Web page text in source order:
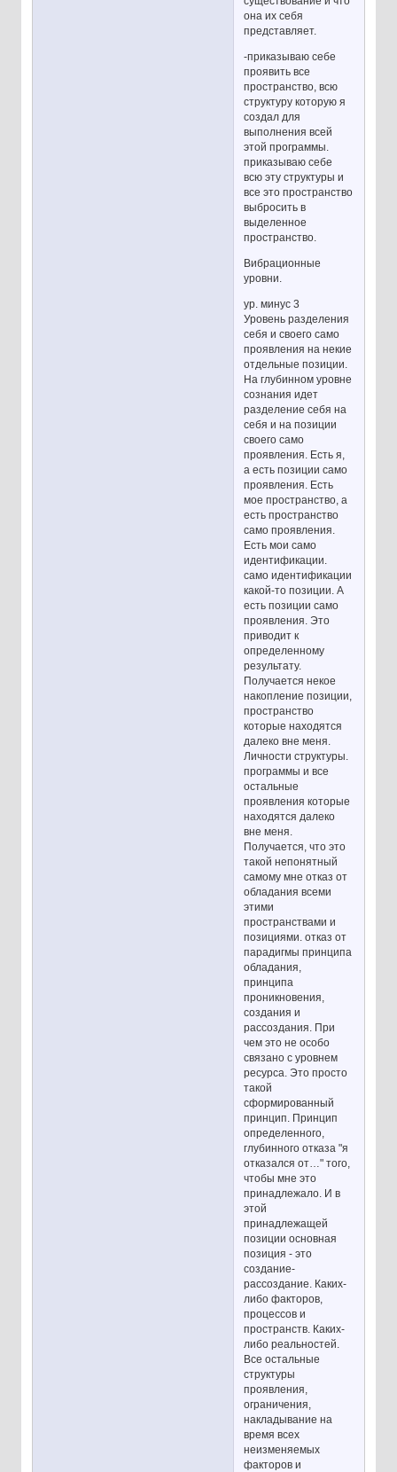
она их себя
представляет.
-приказываю себе
проявить все
пространство, всю
структуру которую я
создал для
выполнения всей
этой программы.
приказываю себе
всю эту структуры и
все это пространство
выбросить в
выделенное
пространство.
Вибрационные
уровни.
ур. минус 3
Уровень разделения
себя и своего само
проявления на некие
отдельные позиции.
На глубинном уровне
сознания идет
разделение себя на
себя и на позиции
своего само
проявления. Есть я,
а есть позиции само
проявления. Есть
мое пространство, а
есть пространство
само проявления.
Есть мои само
идентификации.
само идентификации
какой-то позиции. А
есть позиции само
проявления. Это
приводит к
определенному
результату.
Получается некое
накопление позиции,
пространство
которые находятся
далеко вне меня.
Личности структуры.
программы и все
остальные
проявления которые
находятся далеко
вне меня.
Получается, что это
такой непонятный
самому мне отказ от
обладания всеми
этими
пространствами и
позициями. отказ от
парадигмы принципа
обладания,
принципа
проникновения,
создания и
рассоздания. При
чем это не особо
связано с уровнем
ресурса. Это просто
такой
сформированный
принцип. Принцип
определенного,
глубинного отказа "я
отказался от…" того,
чтобы мне это
принадлежало. И в
этой
принадлежащей
позиции основная
позиция - это
создание-
рассоздание. Каких-
либо факторов,
процессов и
пространств. Каких-
либо реальностей.
Все остальные
структуры
проявления,
ограничения,
накладывание на
время всех
неизменяемых
факторов и